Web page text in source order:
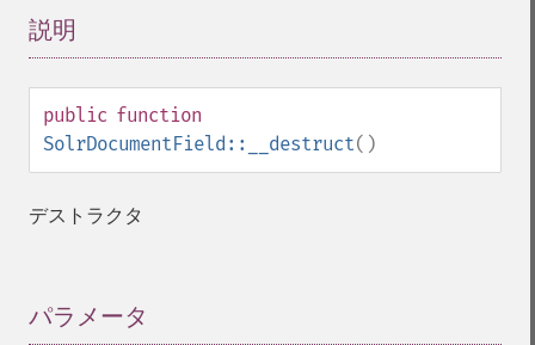
説明
public function
SolrDocumentField::__destruct()
デストラクタ
パラメータ